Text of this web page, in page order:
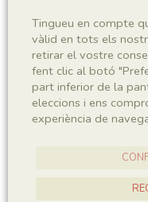
Taxonomia
Regne
Animalia
Subphyllum
Vertebrata
Tingueu en compte
vàlid en tots els
retirar el vostre
fent clic al botó
part inferior de la
eleccions i ens
experiència de